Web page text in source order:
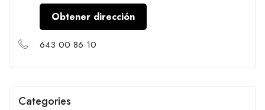
Obtener dirección
643 00 86 10
Categories